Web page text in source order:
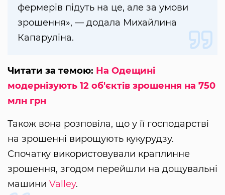
фермерів підуть на це, але за умови
зрошення», — додала Михайлина
Капаруліна.
Читати за темою: На Одещині
модернізують 12 об'єктів зрошення на 750
млн грн
Також вона розповіла, що у її господарстві
на зрошенні вирощують кукурудзу.
Спочатку використовували краплинне
зрошення, згодом перейшли на дощувальні
машини Valley.